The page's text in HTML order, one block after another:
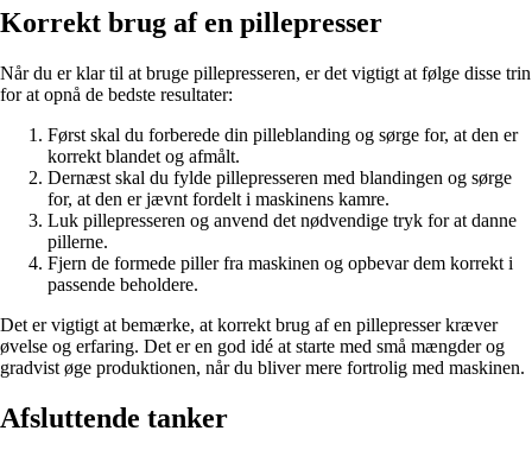
Korrekt brug af en pillepresser
Når du er klar til at bruge pillepresseren, er det vigtigt at følge disse trin
for at opnå de bedste resultater:
Først skal du forberede din pilleblanding og sørge for, at den er
korrekt blandet og afmålt.
Dernæst skal du fylde pillepresseren med blandingen og sørge
for, at den er jævnt fordelt i maskinens kamre.
Luk pillepresseren og anvend det nødvendige tryk for at danne
pillerne.
Fjern de formede piller fra maskinen og opbevar dem korrekt i
passende beholdere.
Det er vigtigt at bemærke, at korrekt brug af en pillepresser kræver
øvelse og erfaring. Det er en god idé at starte med små mængder og
gradvist øge produktionen, når du bliver mere fortrolig med maskinen.
Afsluttende tanker